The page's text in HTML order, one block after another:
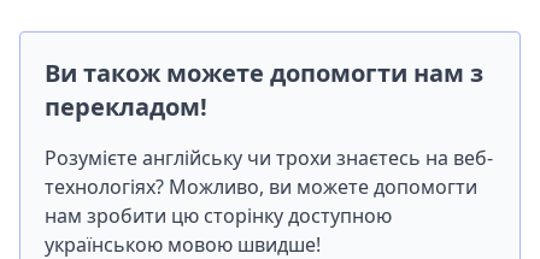
Ви також можете допомогти нам з
перекладом!
Розумієте англійську чи трохи знаєтесь на веб-
технологіях? Можливо, ви можете допомогти
нам зробити цю сторінку доступною
українською мовою швидше!